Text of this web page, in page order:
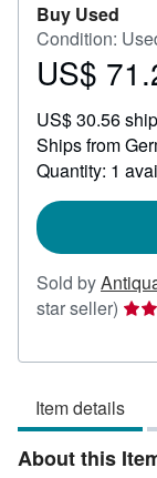
Buy Used
Condition:
Price
71.27
US$
US$ 30.56
Ships from
Quantity: 1
Sold by
star seller)
5
of
5
Item details
About this